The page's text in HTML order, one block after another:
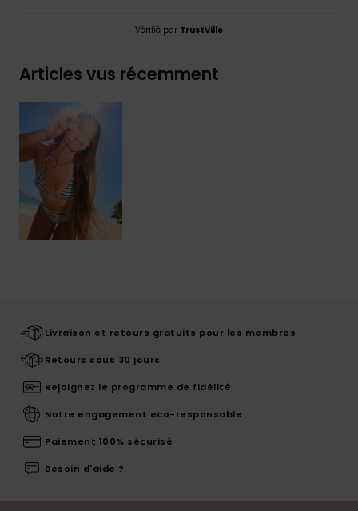
Vérifié par TrustVille
Articles vus récemment
Livraison et retours gratuits pour les membres
Retours sous 30 jours
Rejoignez le programme de fidélité
Notre engagement eco-responsable
Paiement 100% sécurisé
Besoin d'aide ?